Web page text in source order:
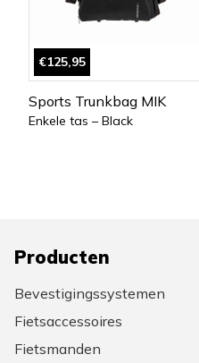
€125,95
Sports Trunkbag MIK
Enkele tas – Black
Producten
Bevestigingssystemen
Fietsaccessoires
Fietsmanden